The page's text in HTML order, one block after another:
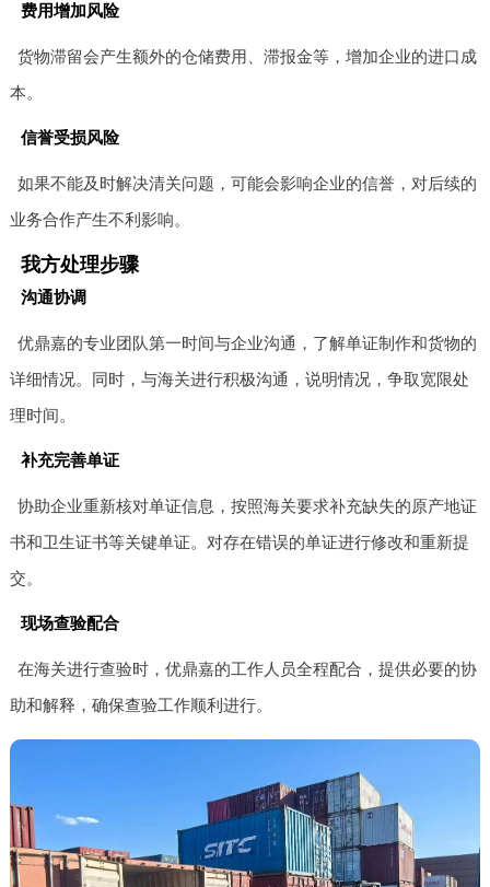
费用增加风险
货物滞留会产生额外的仓储费用、滞报金等，增加企业的进口成
本。
信誉受损风险
如果不能及时解决清关问题，可能会影响企业的信誉，对后续的
业务合作产生不利影响。
我方处理步骤
沟通协调
优鼎嘉的专业团队第一时间与企业沟通，了解单证制作和货物的
详细情况。同时，与海关进行积极沟通，说明情况，争取宽限处
理时间。
补充完善单证
协助企业重新核对单证信息，按照海关要求补充缺失的原产地证
书和卫生证书等关键单证。对存在错误的单证进行修改和重新提
交。
现场查验配合
在海关进行查验时，优鼎嘉的工作人员全程配合，提供必要的协
助和解释，确保查验工作顺利进行。